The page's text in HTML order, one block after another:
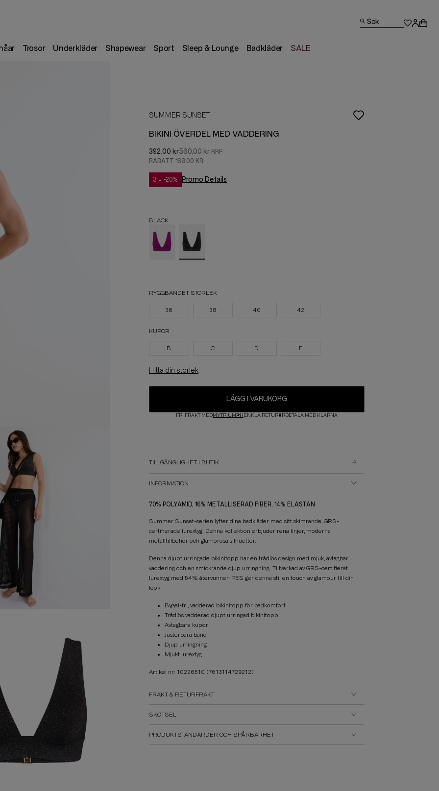
Trosor Underkläder Shapewear Sport Sleep & Lounge Badkläder SALE
Sök
SUMMER SUNSET
BIKINI ÖVERDEL MED VADDERING
392,00 kr560,00 kr
RABATT 168,00 KR
3 = -20% Promo Details
BLACK
RYGGBANDET STORLEK
36 38 40 42
KUPOR
B C D E
Hitta din storlek
LÄGG I VARUKORG
FRI FRAKT MEDMYTRIUMPHENKLA RETURERBETALA MED KLARNA
TILLGÄNGLIGHET I BUTIK
INFORMATION
70% POLYAMID, 16% METALLISERAD FIBER, 14% ELASTAN
Summer Sunset-serien lyfter dina badkläder med sitt skimrande, GRS-
certifierade lurextyg. Denna kollektion erbjuder rena linjer, moderna
metalltillbehör och glamorösa silhuetter.
Denna djupt urringade bikinitopp har en trådlös design med mjuk, avtagbar
vaddering och en smickrande djup urringning. Tillverkad av GRS-certifierat
lurextyg med 54% återvunnen PES ger denna stil en touch av glamour till din
look.
Bygel-fri, vadderad bikinitopp för badkomfort
Trådlös vadderad djupt urringad bikinitopp
Avtagbara kupor
Justerbara band
Djup urringning
Mjukt lurextyg
Artikel nr: 10226510 (7613114729212)
FRAKT & RETURFRAKT
SKÖTSEL
PRODUKTSTANDARDER OCH SPÅRBARHET